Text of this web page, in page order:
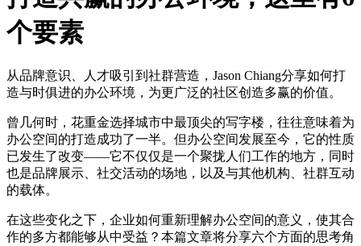
个要素
从品牌意识、人才吸引到社群营造，Jason Chiang分享如何打
造与时俱进的办公环境，为更广泛的社区创造多赢的价值。
曾几何时，花重金选择城市中最顶尖的写字楼，往往意味着为
办公空间的打造成功了一半。但办公空间发展至今，它的性质
已发生了改变——它不仅仅是一个聚拢人们工作的地方，同时
也是品牌展示、社交活动的场地，以及与其他机构、社群互动
的载体。
在这些变化之下，企业如何重新理解办公空间的意义，使其合
作的多方都能够从中受益？本篇文章将分享六个方面的思考角